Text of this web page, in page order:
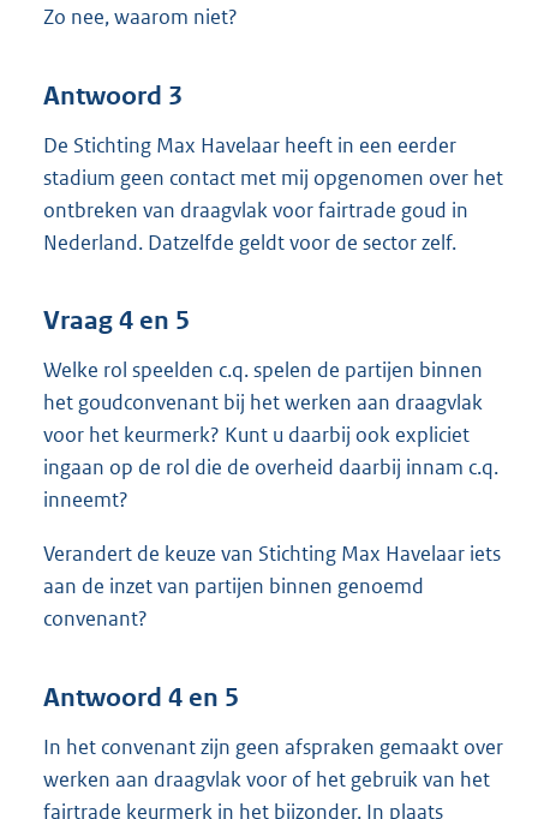
Zo nee, waarom niet?
Antwoord 3
De Stichting Max Havelaar heeft in een eerder
stadium geen contact met mij opgenomen over het
ontbreken van draagvlak voor fairtrade goud in
Nederland. Datzelfde geldt voor de sector zelf.
Vraag 4 en 5
Welke rol speelden c.q. spelen de partijen binnen
het goudconvenant bij het werken aan draagvlak
voor het keurmerk? Kunt u daarbij ook expliciet
ingaan op de rol die de overheid daarbij innam c.q.
inneemt?
Verandert de keuze van Stichting Max Havelaar iets
aan de inzet van partijen binnen genoemd
convenant?
Antwoord 4 en 5
In het convenant zijn geen afspraken gemaakt over
werken aan draagvlak voor of het gebruik van het
fairtrade keurmerk in het bijzonder. In plaats